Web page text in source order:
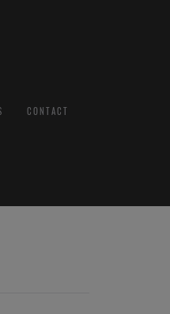
CONTACT